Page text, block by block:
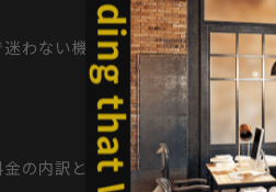
イベント設営で迷わない機材選びと効率的な手順を徹底解説
イベント設営料金の内訳と相場を徹底解説し予算最適化に活かす方法